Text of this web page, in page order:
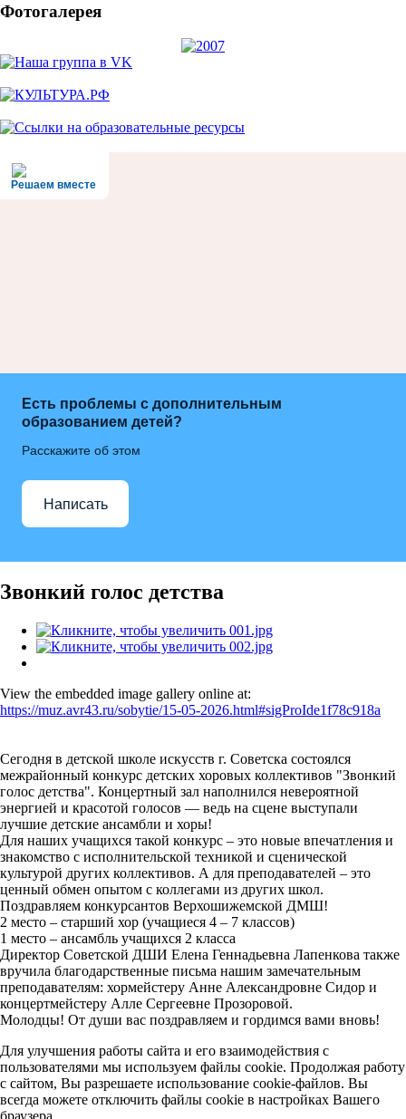
Фотогалерея
Решаем вместе
Есть проблемы с дополнительным
образованием детей?
Расскажите об этом
Написать
Звонкий голос детства
View the embedded image gallery online at:
https://muz.avr43.ru/sobytie/15-05-2026.html#sigProIde1f78c918a
Сегодня в детской школе искусств г. Советска состоялся
межрайонный конкурс детских хоровых коллективов "Звонкий
голос детства". Концертный зал наполнился невероятной
энергией и красотой голосов — ведь на сцене выступали
лучшие детские ансамбли и хоры!
Для наших учащихся такой конкурс – это новые впечатления и
знакомство с исполнительской техникой и сценической
культурой других коллективов. А для преподавателей – это
ценный обмен опытом с коллегами из других школ.
Поздравляем конкурсантов Верхошижемской ДМШ!
2 место – старший хор (учащиеся 4 – 7 классов)
1 место – ансамбль учащихся 2 класса
Директор Советской ДШИ Елена Геннадьевна Лапенкова также
вручила благодарственные письма нашим замечательным
преподавателям: хормейстеру Анне Александровне Сидор и
концертмейстеру Алле Сергеевне Прозоровой.
Молодцы! От души вас поздравляем и гордимся вами вновь!
Для улучшения работы сайта и его взаимодействия с
пользователями мы используем файлы cookie. Продолжая работу
с сайтом, Вы разрешаете использование cookie-файлов. Вы
всегда можете отключить файлы cookie в настройках Вашего